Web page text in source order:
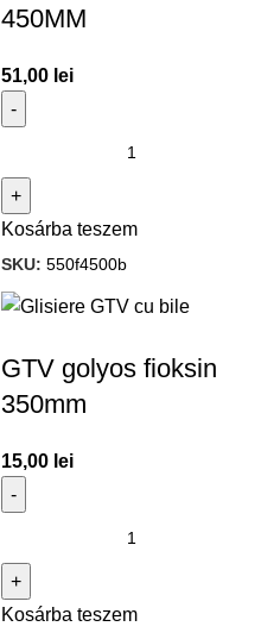
450MM
51,00 lei
Kosárba teszem
SKU: 550f4500b
GTV golyos fioksin
350mm
15,00 lei
Kosárba teszem